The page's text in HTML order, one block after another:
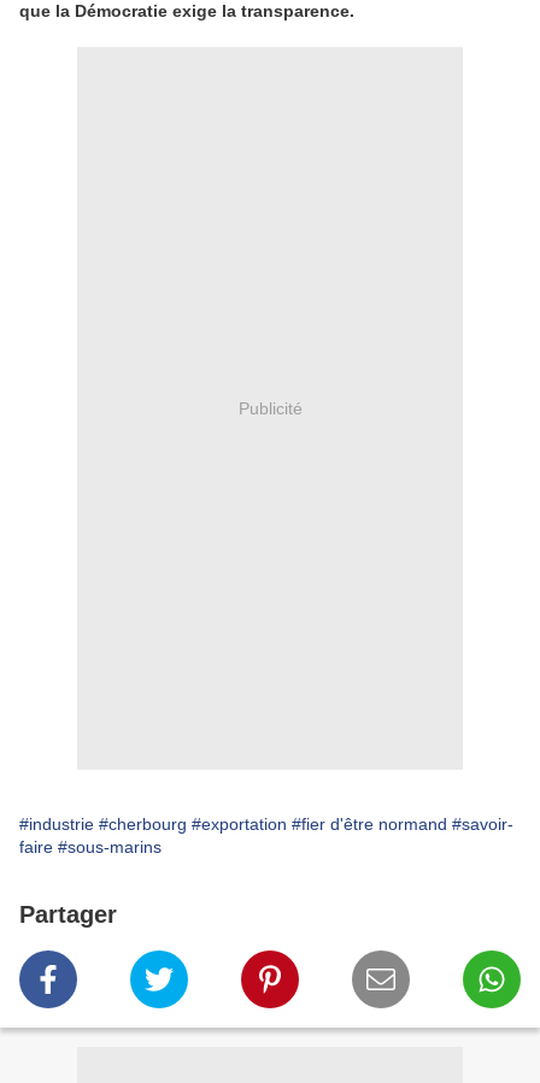
que la Démocratie exige la transparence.
Publicité
#industrie #cherbourg #exportation #fier d'être normand #savoir-
faire #sous-marins
Partager